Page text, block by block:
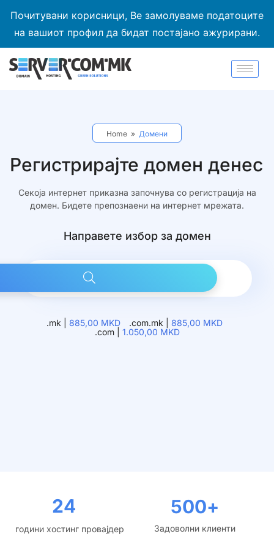
Почитувани корисници, Ве замолуваме податоците
на вашиот профил да бидат постајано ажурирани.
Home » Домени
Регистрирајте домен денес
Секоја интернет приказна започнува со регистрација на
домен. Бидете препознаени на интернет мрежата.
Направете избор за домен
.mk | 885,00 MKD .com.mk | 885,00 MKD
.com | 1.050,00 MKD
24
години хостинг провајдер
500+
Задоволни клиенти